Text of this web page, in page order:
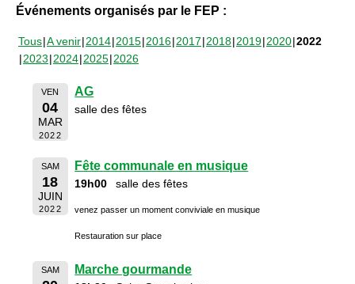
Événements organisés par le FEP :
Tous A venir 2014 2015 2016 2017 2018 2019 2020 2022
2023 2024 2025 2026
VEN
04
MAR
2022
AG
salle des fêtes
SAM
18
JUIN
2022
Fête communale en musique
19h00 salle des fêtes
venez passer un moment conviviale en musique
Restauration sur place
SAM Marche gourmande